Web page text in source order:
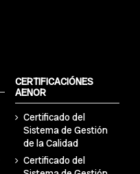
CERTIFICACIÓNES
AENOR
Certificado del
Sistema de Gestión
de la Calidad
Certificado del